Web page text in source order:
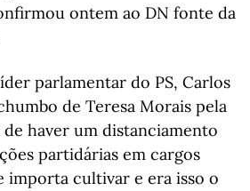
ontem ao DN fonte da
parlamentar do PS, Carlos
de Teresa Morais pela
de haver um distanciamento
partidárias em cargos
importa cultivar e era isso o